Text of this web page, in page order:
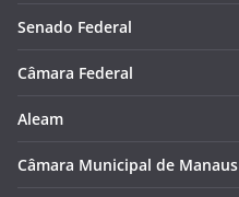
Senado Federal
Câmara Federal
Aleam
Câmara Municipal de Manaus